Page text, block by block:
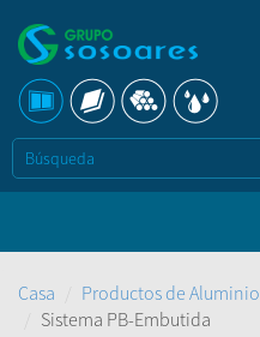
Casa Productos de Aluminio
Sistema PB-Embutida